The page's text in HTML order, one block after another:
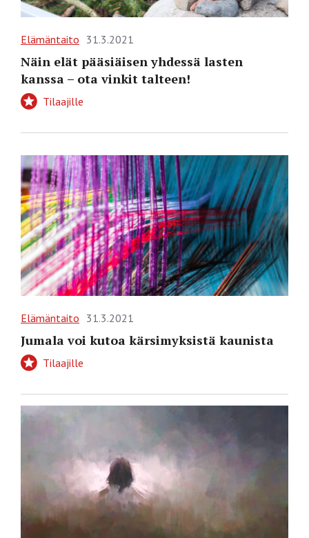
Elämäntaito 31.3.2021
Näin elät pääsiäisen yhdessä lasten
kanssa – ota vinkit talteen!
Tilaajille
Elämäntaito 31.3.2021
Jumala voi kutoa kärsimyksistä kaunista
Tilaajille